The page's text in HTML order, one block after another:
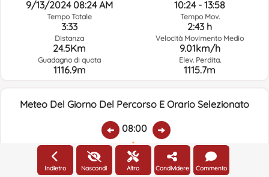
9/13/2024 08:24 AM
Tempo Totale
3:33
Distanza
24.5Km
Guadagno di quota
1116.9m
10:24 - 13:58
Tempo Mov.
2:43 h
Velocità Movimento Medio
9.01km/h
Elev. Perdita.
1115.7m
Meteo Del Giorno Del Percorso E Orario Selezionato
08:00
Temp.:
18.9ºC 0
Umidità Media:
36%
Velocità Vento:
15.5km/h
Indirizzo Vento:
Indietro Nascondi Altro Condividere Commento